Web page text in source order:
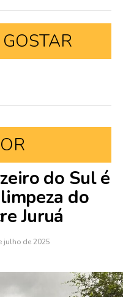
do Sul é
do
Juruá
julho de 2025